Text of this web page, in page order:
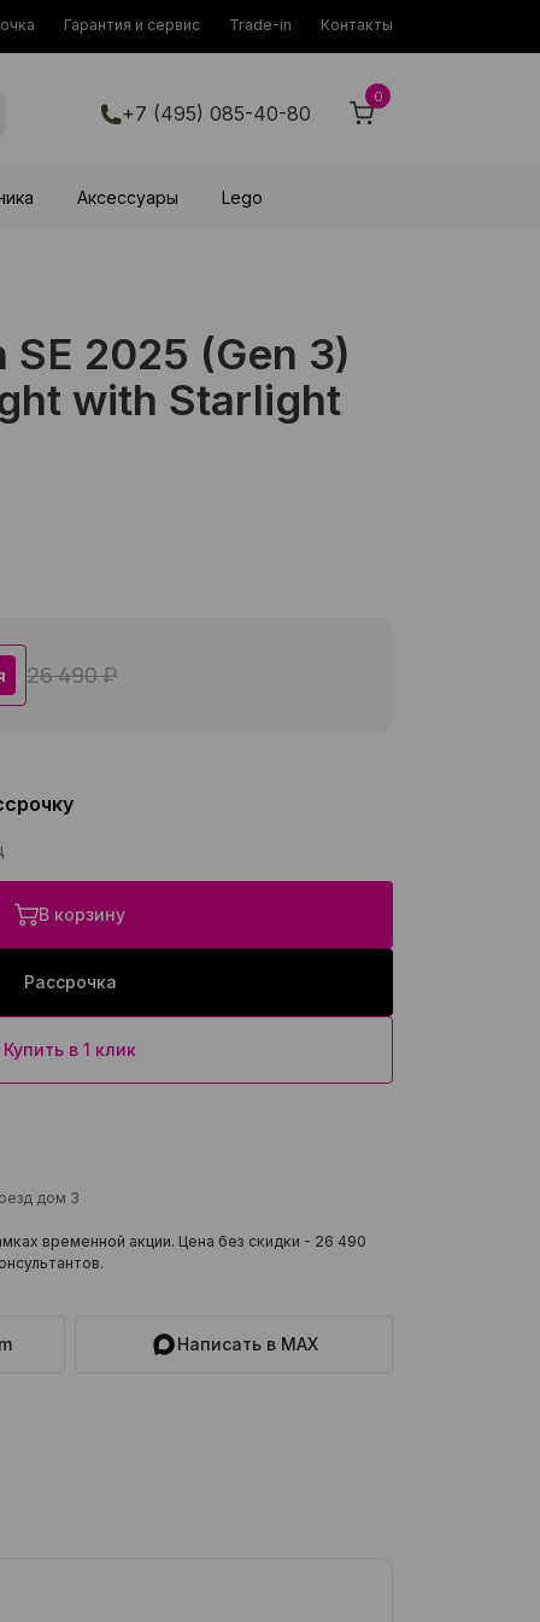
Гарантия и сервис Trade-in Контакты
+7 (495) 085-40-80
0
Аксессуары Lego
2025 (Gen 3)
with Starlight
26 490 ₽
В корзину
Рассрочка
Купить в 1 клик
дом 3
временной акции. Цена без скидки - 26 490
Написать в MAX